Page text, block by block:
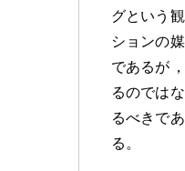
グという
ションの
であるが ，
るのでは
るべきで
る 。